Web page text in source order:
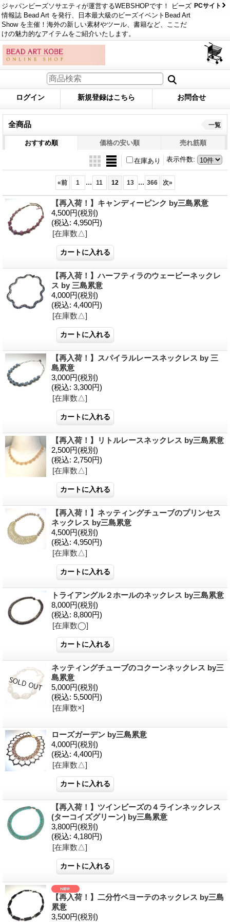
ジャパンビーズソサエティが運営するWEBSHOPです！ ビーズ
情報誌 Bead Art を発行、日本最大級のビーズイベントBead Art
Show を主催！海外の新しい素材やツール、書籍など、ここだ
けの魅力的なアイテムをご紹介いたします。
PCサイト
ログイン 新規登録はこちら お問合せ
全商品 一覧
おすすめ順 価格の安い順 売れ筋順
表示件数:
在庫あり
«前 1 ... 11 12 13 ... 366 次»
【再入荷！】キャンディーピンク by三島累意
4,500円(税別)
(税込: 4,950円)
[在庫数△]
【再入荷！】ハーフティラのウェービーネックレ
ス by 三島累意
4,000円(税別)
(税込: 4,400円)
[在庫数△]
【再入荷！】スパイラルレースネックレス by 三
島累意
3,000円(税別)
(税込: 3,300円)
[在庫数△]
【再入荷！】リトルレースネックレス by三島累意
2,500円(税別)
(税込: 2,750円)
[在庫数△]
【再入荷！】ネッティングチューブのプリンセス
ネックレス by三島累意
4,500円(税別)
(税込: 4,950円)
[在庫数△]
トライアングル２ホールのネックレス by三島累意
8,000円(税別)
(税込: 8,800円)
[在庫数◯]
ネッティングチューブのコクーンネックレス by三
島累意
5,000円(税別)
(税込: 5,500円)
[在庫数×]
ローズガーデン by三島累意
4,000円(税別)
(税込: 4,400円)
[在庫数△]
【再入荷！】ツインビーズの４ラインネックレス
(ターコイズグリーン) by三島累意
3,800円(税別)
(税込: 4,180円)
[在庫数△]
【再入荷！】二分竹ペヨーテのネックレス by三島
累意
3,500円(税別)